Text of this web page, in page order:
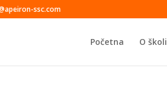
ssc.com
Početna O školi